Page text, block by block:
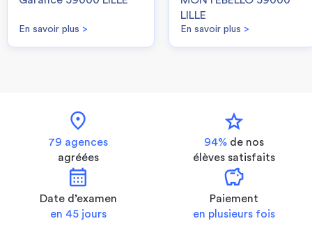
En savoir plus >
LILLE
En savoir plus >
location_on
79 agences
agréées
star
94% de nos
élèves satisfaits
calendar_month
Date d’examen
en 45 jours
savings
Paiement
en plusieurs fois